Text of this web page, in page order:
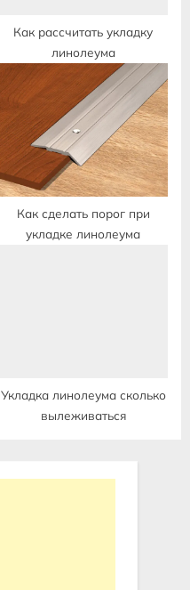
Как рассчитать укладку
линолеума
Как сделать порог при
укладке линолеума
Укладка линолеума сколько
вылеживаться